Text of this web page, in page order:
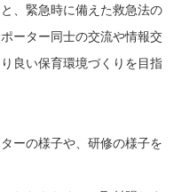
、緊急時に備えた救急法の
ーター同士の交流や情報交
良い保育環境づくりを目指
ーの様子や、研修の様子を